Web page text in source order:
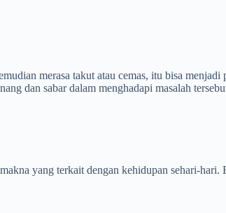
merasa takut atau cemas, itu bisa
dan sabar dalam menghadapi masalah
yang terkait dengan kehidupan sehari-